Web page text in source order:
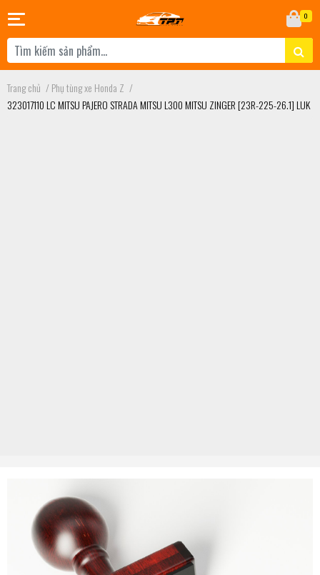
0
Trang chủ /Phụ tùng xe Honda Z /
323017110 LC MITSU PAJERO STRADA MITSU L300 MITSU ZINGER [23R-225-26.1] LUK